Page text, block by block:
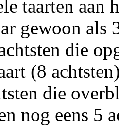
taarten aan
gewoon als
die
(8
die
nog eens 5